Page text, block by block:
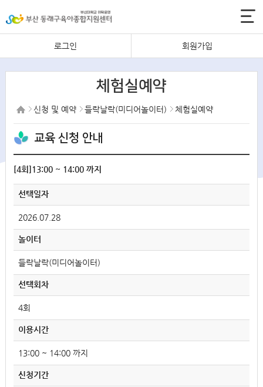
로그인 회원가입
체험실예약
신청 및 예약 들락날락(미디어놀이터) 체험실예약
교육 신청 안내
[4회]13:00 ~ 14:00 까지
선택일자
2026.07.28
놀이터
들락날락(미디어놀이터)
선택회차
4회
이용시간
13:00 ~ 14:00 까지
신청기간